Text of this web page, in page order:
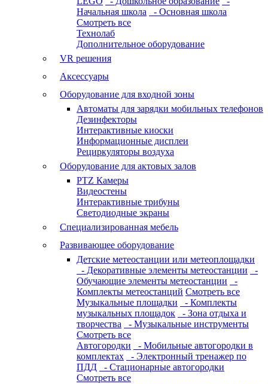
Начальная школа
- Основная школа
Смотреть все
Технолаб
Дополнительное оборудование
VR решения
Аксессуары
Оборудование для входной зоны
Автоматы для зарядки мобильных телефонов
Дезинфекторы
Интерактивные киоски
Информационные дисплеи
Рециркуляторы воздуха
Оборудование для актовых залов
PTZ Камеры
Видеостены
Интерактивные трибуны
Светодиодные экраны
Специализированная мебель
Развивающее оборудование
Детские метеостанции или метеоплощадки
- Декоративные элементы метеостанции
-
Обучающие элементы метеостанции
-
Комплекты метеостанций Смотреть все
Музыкальные площадки
- Комплекты
музыкальных площадок
- Зона отдыха и
творчества
- Музыкальные инструменты
Смотреть все
Автогородки
- Мобильные автогородки в
комплектах
- Электронный тренажер по
ПДД
- Стационарные автогородки
Смотреть все